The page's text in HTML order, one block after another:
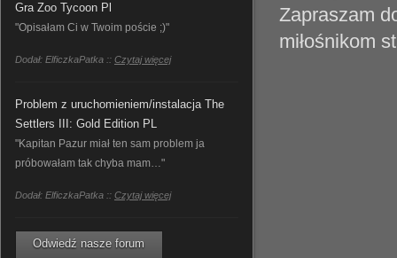
Gra Zoo Tycoon Pl
"Opisałam Ci w Twoim poście ;)"
Dodał: ElficzkaPatka :: Czytaj więcej
Problem z uruchomieniem/instalacja The
Settlers III: Gold Edition PL
"Kapitan Pazur miał ten sam problem ja
próbowałam tak chyba mam…"
Dodał: ElficzkaPatka :: Czytaj więcej
Odwiedź nasze forum
Zapraszam
miłośnikom